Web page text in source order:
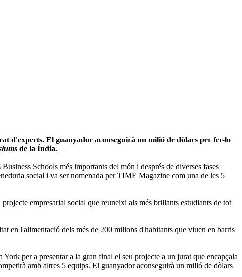
d'experts. El guanyador aconseguirà un milió de dòlars per fer-lo
de la Índia.
Schools més importants del món i després de diverses fases
social i va ser nomenada per TIME Magazine com una de les 5
empresarial social que reuneixi als més brillants estudiants de tot
en l'alimentació dels més de 200 milions d'habitants que viuen en barris
per a presentar a la gran final el seu projecte a un jurat que encapçala
amb altres 5 equips. El guanyador aconseguirà un milió de dòlars